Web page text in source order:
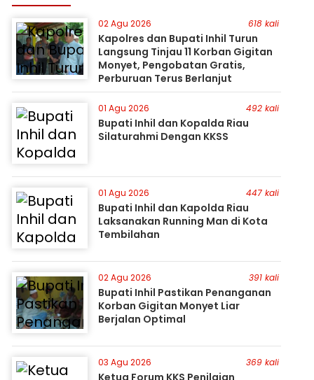
02 Agu 2026 618 kali
Kapolres dan Bupati Inhil Turun
Langsung Tinjau 11 Korban Gigitan
Monyet, Pengobatan Gratis,
Perburuan Terus Berlanjut
01 Agu 2026 492 kali
Bupati Inhil dan Kopalda Riau
Silaturahmi Dengan KKSS
01 Agu 2026 447 kali
Bupati Inhil dan Kapolda Riau
Laksanakan Running Man di Kota
Tembilahan
02 Agu 2026 391 kali
Bupati Inhil Pastikan Penanganan
Korban Gigitan Monyet Liar
Berjalan Optimal
03 Agu 2026 369 kali
Ketua Forum KKS Penilaian